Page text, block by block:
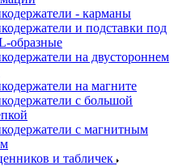
- карманы
и подставки под
образные
на двустороннем
на магните
с большой
с магнитным
и табличек